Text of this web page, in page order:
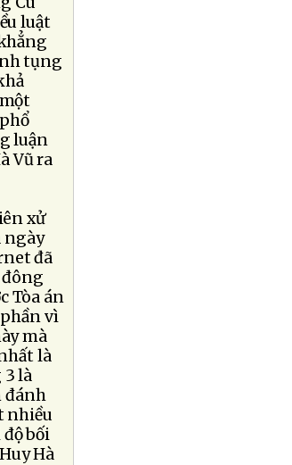
luật
tụng
luận
Vũ ra
xử
ngày
đã
đông
Tòa án
vì
mà
là
3 là
đánh
nhiều
bối
Hà